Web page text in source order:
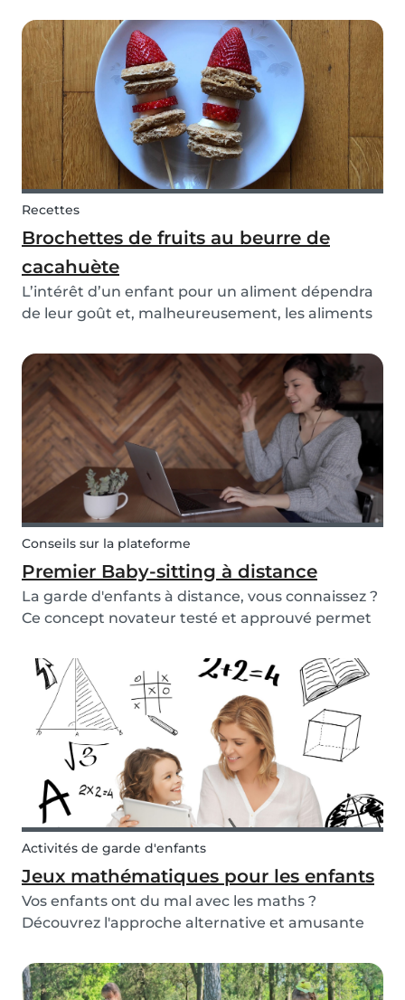
Recettes
Brochettes de fruits au beurre de
cacahuète
L’intérêt d’un enfant pour un aliment dépendra
de leur goût et, malheureusement, les aliments
produits sucrés préemballés. En tant que
parents, nous devons nous assurer que nos
enfants mangent...
Conseils sur la plateforme
Premier Baby-sitting à distance
La garde d'enfants à distance, vous connaissez ?
Ce concept novateur testé et approuvé permet
baby-sitter en ligne en ces temps sans
précédent. Grâce à leurs expériences dans le
baby-sitti...
Activités de garde d'enfants
Jeux mathématiques pour les enfants
Vos enfants ont du mal avec les maths ?
Découvrez l'approche alternative et amusante
mathématiques pour enfants et vous
découvrirez comment faire aimer les maths à